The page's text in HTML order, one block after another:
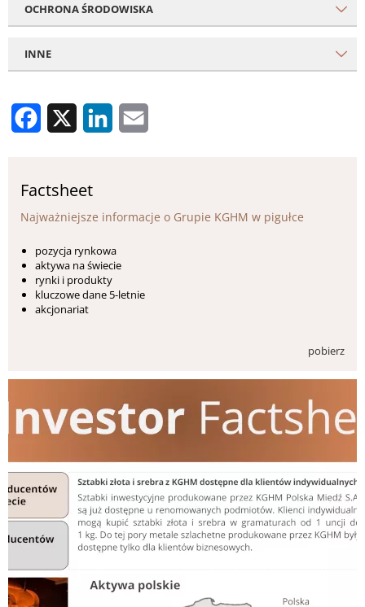
OCHRONA ŚRODOWISKA
INNE
Facebook LinkedIn
Factsheet
Najważniejsze informacje o Grupie KGHM w pigułce
pozycja rynkowa
aktywa na świecie
rynki i produkty
kluczowe dane 5-letnie
akcjonariat
pobierz